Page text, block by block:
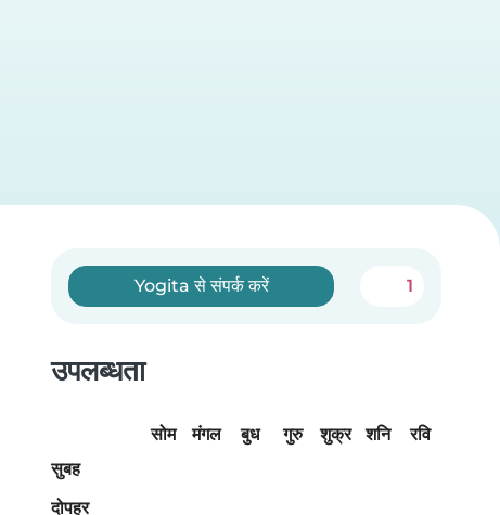
Yogita से संपर्क करें 1
उपलब्धता
सोम मंगल बुध गुरु शुक्र शनि
रवि
सुबह
दोपहर